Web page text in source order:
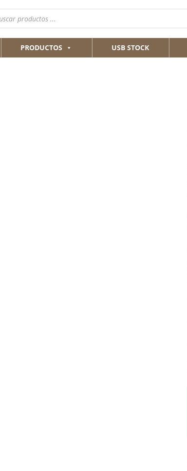
PRODUCTOS USB STOCK